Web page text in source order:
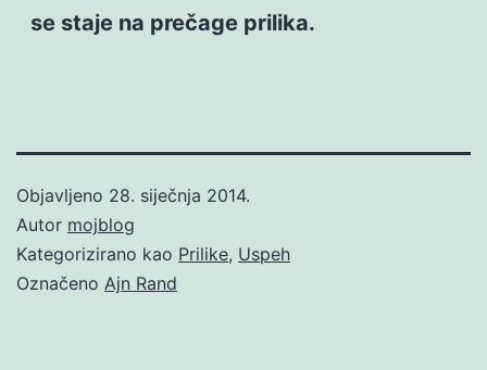
se staje na prečage prilika.
Objavljeno 28. siječnja 2014.
Autor mojblog
Kategorizirano kao Prilike, Uspeh
Označeno Ajn Rand